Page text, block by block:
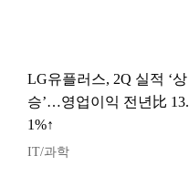
LG유플러스, 2Q 실적 ‘상
승’…영업이익 전년比 13.
1%↑
IT/과학